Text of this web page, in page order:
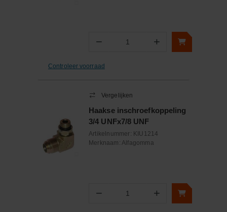
− Aantal +
Controleer voorraad
Vergelijken
Haakse inschroefkoppeling
3/4 UNFx7/8 UNF
Artikelnummer: KIU1214
Merknaam: Alfagomma
− Aantal +